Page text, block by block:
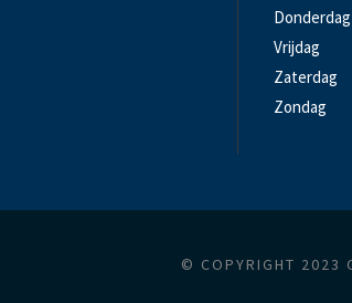
Donderdag
Vrijdag
Zaterdag
Zondag
© COPYRIGHT 2023